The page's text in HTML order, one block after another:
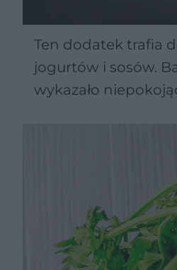
Ten dodatek trafia
jogurtów i sosów.
wykazało